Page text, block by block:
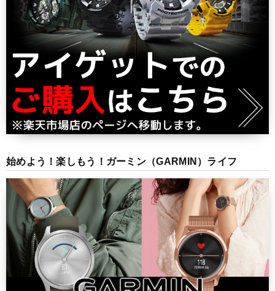
始めよう！楽しもう！ガーミン（GARMIN）ライフ